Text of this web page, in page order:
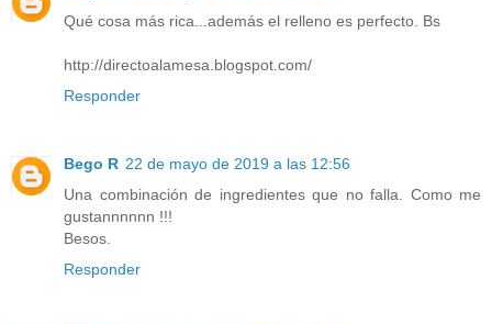
Qué cosa más rica...además el relleno es perfecto. Bs
http://directoalamesa.blogspot.com/
Responder
Bego R 22 de mayo de 2019 a las 12:56
Una combinación de ingredientes que no falla. Como me
gustannnnnn !!!
Besos.
Responder